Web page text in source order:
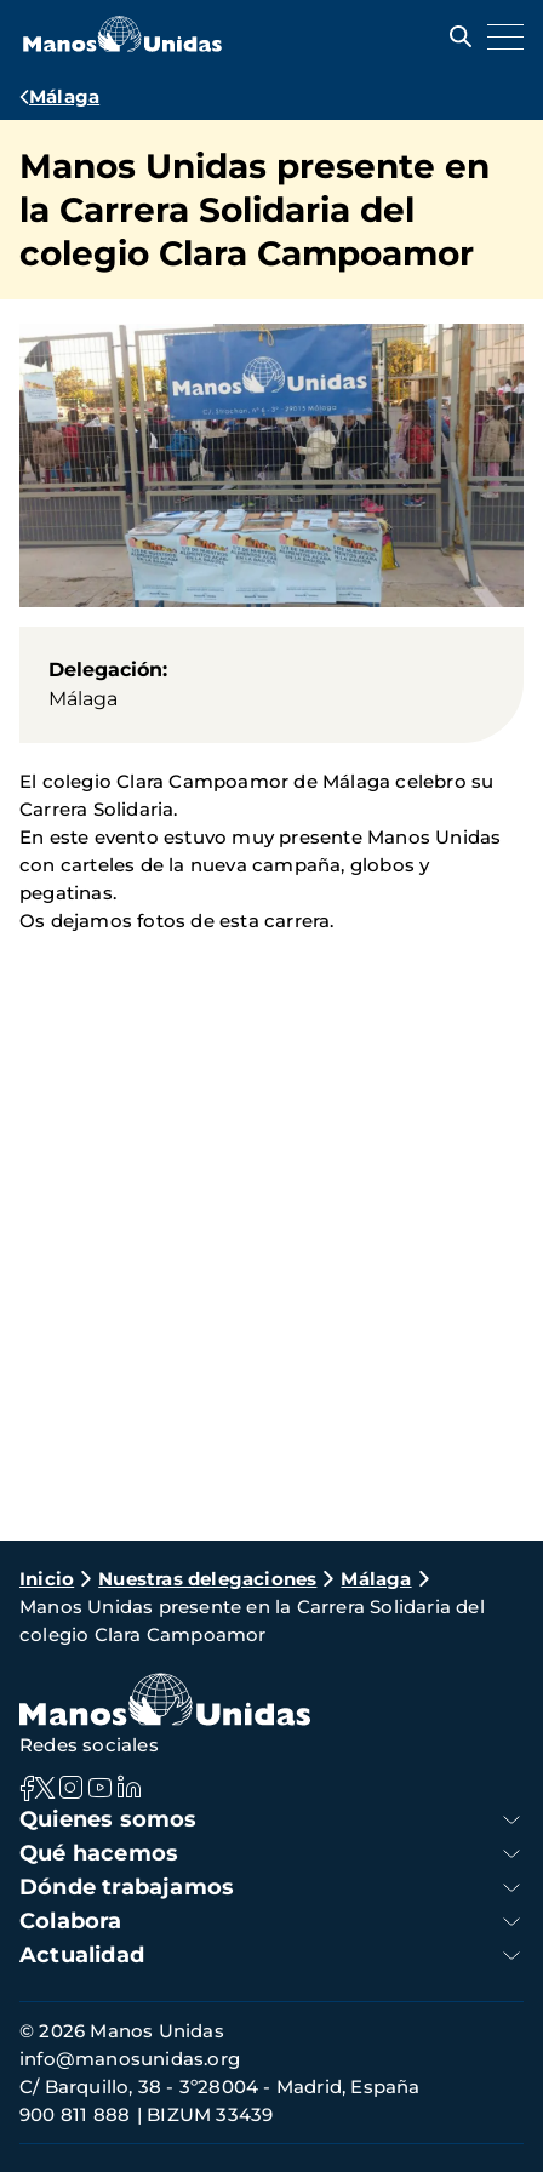
contenido
Ruta
navegación
Málaga
Manos Unidas presente en
la Carrera Solidaria del
colegio Clara Campoamor
Delegación
Málaga
El colegio Clara Campoamor de Málaga celebro su
Carrera Solidaria.
En este evento estuvo muy presente Manos Unidas
con carteles de la nueva campaña, globos y
pegatinas.
Os dejamos fotos de esta carrera.
Ruta
de
navegación
Inicio Nuestras delegaciones
Málaga
Manos Unidas presente en la Carrera Solidaria del
colegio Clara Campoamor
Navegación
principal
Quienes somos
Qué hacemos
Dónde trabajamos
Colabora
Actualidad
Redes sociales
Información
de
contacto
© 2026 Manos Unidas
C/ Barquillo, 38 - 3º28004 - Madrid, España
900 811 888
BIZUM 33439
info@manosunidas.org